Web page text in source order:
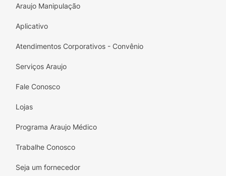
Araujo Manipulação
Aplicativo
Atendimentos Corporativos - Convênio
Serviços Araujo
Fale Conosco
Lojas
Programa Araujo Médico
Trabalhe Conosco
Seja um fornecedor